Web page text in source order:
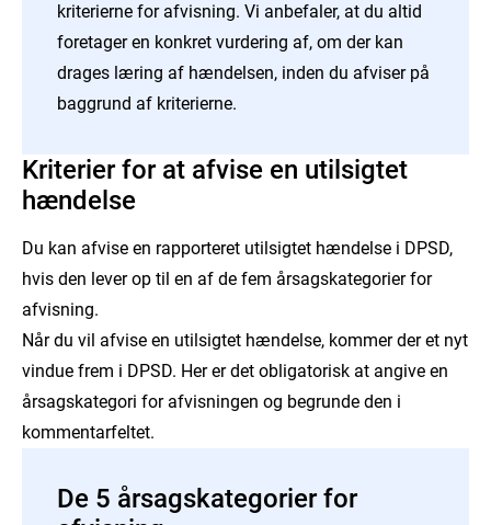
kriterierne for afvisning. Vi anbefaler, at du altid
foretager en konkret vurdering af, om der kan
drages læring af hændelsen, inden du afviser på
baggrund af kriterierne.
Kriterier for at afvise en utilsigtet
hændelse
Du kan afvise en rapporteret utilsigtet hændelse i DPSD,
hvis den lever op til en af de fem årsagskategorier for
afvisning.
Når du vil afvise en utilsigtet hændelse, kommer der et nyt
vindue frem i DPSD. Her er det obligatorisk at angive en
årsagskategori for afvisningen og begrunde den i
kommentarfeltet.
De 5 årsagskategorier for